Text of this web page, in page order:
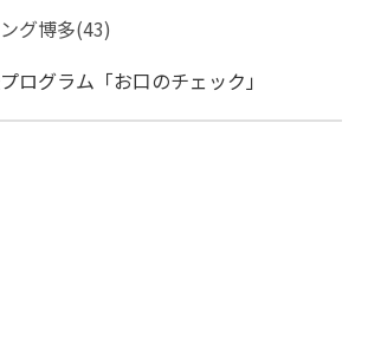
グ博多(43)
ログラム「お口のチェック」